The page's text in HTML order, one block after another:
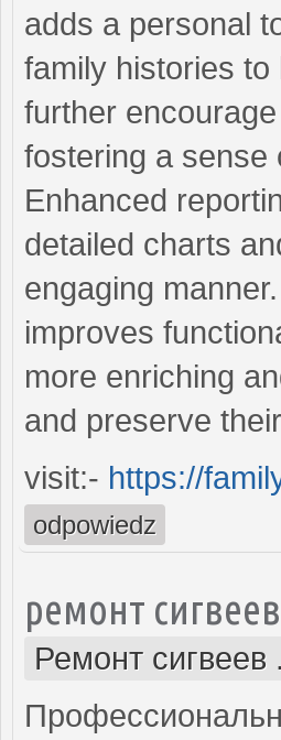
adds a personal
family histories
further
fostering a sense
Enhanced
detailed charts
engaging
improves
more enriching
and preserve
visit:- https://
odpowiedz
ремонт сигвеев
Ремонт